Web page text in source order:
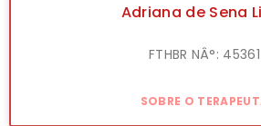
Adriana de Sena
FTHBR NÂ°: 45361
SOBRE O